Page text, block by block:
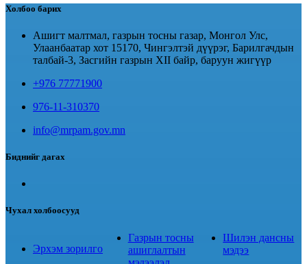
Холбоо барих
Ашигт малтмал, газрын тосны газар, Монгол Улс,
Улаанбаатар хот 15170, Чингэлтэй дүүрэг, Барилгачдын
талбай-3, Засгийн газрын XII байр, баруун жигүүр
+976 77771900
976-11-310370
info@mrpam.gov.mn
Биднийг дагах
Чухал холбоосууд
Эрхэм зорилго
Газрын тосны
ашиглалтын
Шилэн дансны
мэдээ